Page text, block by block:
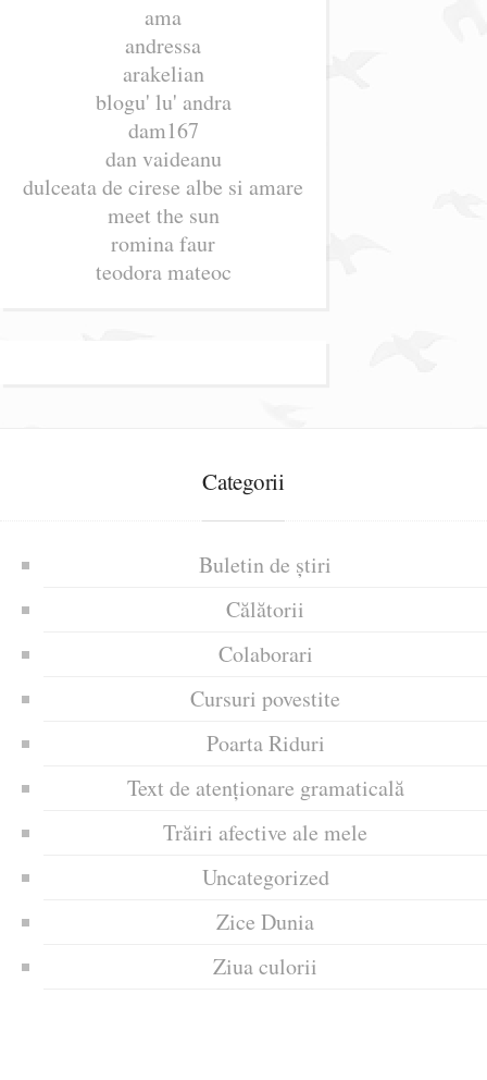
ama
andressa
arakelian
blogu' lu' andra
dam167
dan vaideanu
dulceata de cirese albe si amare
meet the sun
romina faur
teodora mateoc
Categorii
Buletin de știri
Călătorii
Colaborari
Cursuri povestite
Poarta Riduri
Text de atenționare gramaticală
Trăiri afective ale mele
Uncategorized
Zice Dunia
Ziua culorii